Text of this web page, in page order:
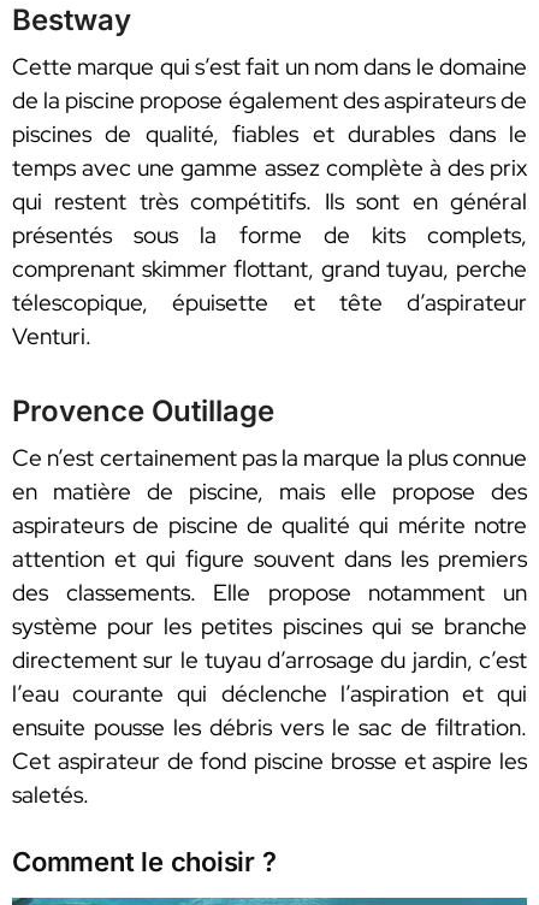
Bestway
Cette marque qui s’est fait un nom dans le domaine
de la piscine propose également des aspirateurs de
piscines de qualité, fiables et durables dans le
temps avec une gamme assez complète à des prix
qui restent très compétitifs. Ils sont en général
présentés sous la forme de kits complets,
comprenant skimmer flottant, grand tuyau, perche
télescopique, épuisette et tête d’aspirateur
Venturi.
Provence Outillage
Ce n’est certainement pas la marque la plus connue
en matière de piscine, mais elle propose des
aspirateurs de piscine de qualité qui mérite notre
attention et qui figure souvent dans les premiers
des classements. Elle propose notamment un
système pour les petites piscines qui se branche
directement sur le tuyau d’arrosage du jardin, c’est
l’eau courante qui déclenche l’aspiration et qui
ensuite pousse les débris vers le sac de filtration.
Cet aspirateur de fond piscine brosse et aspire les
saletés.
Comment le choisir ?